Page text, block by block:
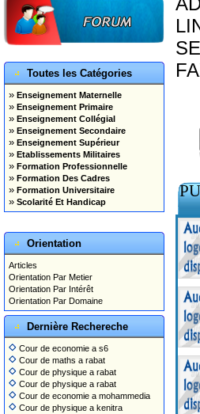
Toutes les Catégories
» Enseignement Maternelle
» Enseignement Primaire
» Enseignement Collégial
» Enseignement Secondaire
» Enseignement Supérieur
» Etablissements Militaires
» Formation Professionnelle
» Formation Des Cadres
» Formation Universitaire
» Scolarité Et Handicap
Orientation
Articles
Orientation Par Metier
Orientation Par Intérêt
Orientation Par Domaine
Dernière Rechereche
Cour de economie a s6
Cour de maths a rabat
Cour de physique a rabat
Cour de physique a rabat
Cour de economie a mohammedia
Cour de physique a kenitra